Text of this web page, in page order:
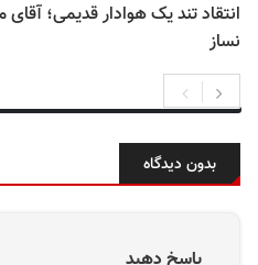
انتقاد تند یک هوادار قدیمی؛
نساز
بدون دیدگاه